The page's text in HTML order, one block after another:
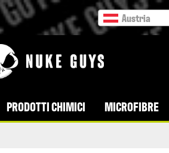
Austria
PRODOTTI CHIMICI MICROFIBRE